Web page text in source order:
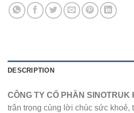
DESCRIPTION
CÔNG TY CỔ PHẦN SINOTRUK
trân trọng cùng lời chúc sức khoẻ,